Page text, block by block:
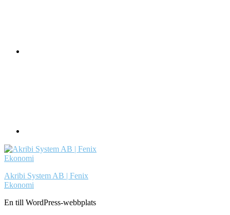
Akribi System AB | Fenix
Ekonomi
En till WordPress-webbplats